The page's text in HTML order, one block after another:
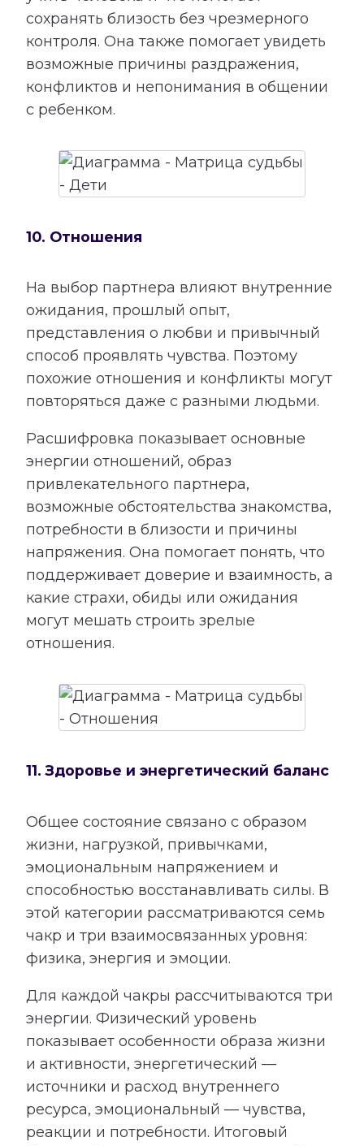
сохранять близость без чрезмерного
контроля. Она также помогает увидеть
возможные причины раздражения,
конфликтов и непонимания в общении
с ребенком.
10. Отношения
На выбор партнера влияют внутренние
ожидания, прошлый опыт,
представления о любви и привычный
способ проявлять чувства. Поэтому
похожие отношения и конфликты могут
повторяться даже с разными людьми.
Расшифровка показывает основные
энергии отношений, образ
привлекательного партнера,
возможные обстоятельства знакомства,
потребности в близости и причины
напряжения. Она помогает понять, что
поддерживает доверие и взаимность, а
какие страхи, обиды или ожидания
могут мешать строить зрелые
отношения.
11. Здоровье и энергетический баланс
Общее состояние связано с образом
жизни, нагрузкой, привычками,
эмоциональным напряжением и
способностью восстанавливать силы. В
этой категории рассматриваются семь
чакр и три взаимосвязанных уровня:
физика, энергия и эмоции.
Для каждой чакры рассчитываются три
энергии. Физический уровень
показывает особенности образа жизни
и активности, энергетический —
источники и расход внутреннего
ресурса, эмоциональный — чувства,
реакции и потребности. Итоговый